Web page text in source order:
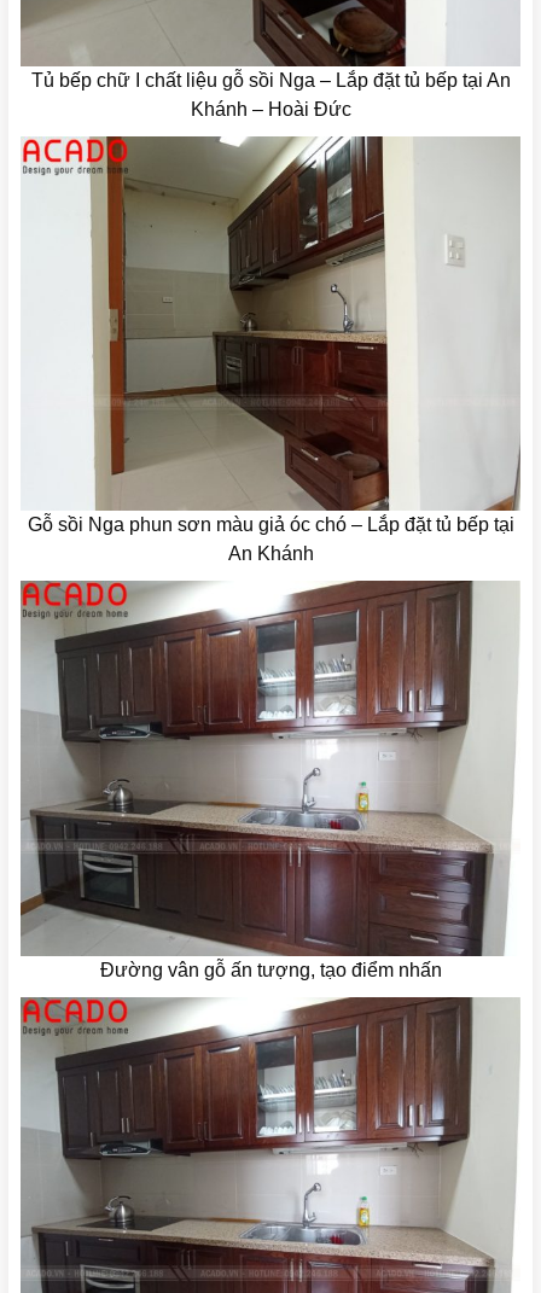
Tủ bếp chữ I chất liệu gỗ sồi Nga – Lắp đặt tủ bếp tại An
Khánh – Hoài Đức
Gỗ sồi Nga phun sơn màu giả óc chó – Lắp đặt tủ bếp tại
An Khánh
Đường vân gỗ ấn tượng, tạo điểm nhấn